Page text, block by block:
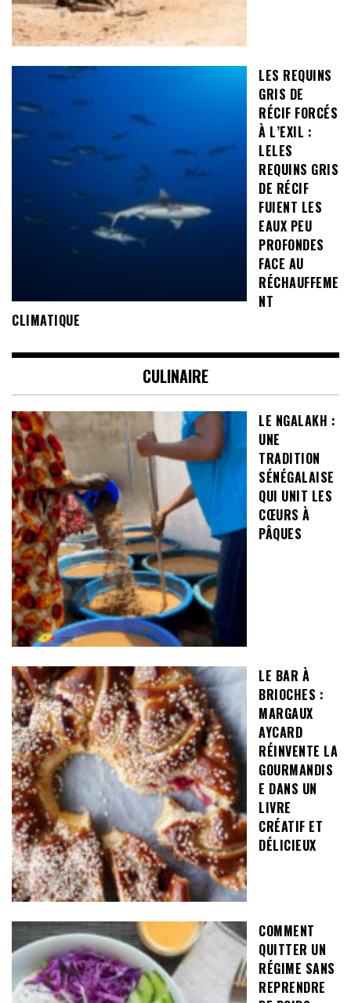
LES REQUINS
GRIS DE
RÉCIF FORCÉS
À L’EXIL :
LELES
REQUINS GRIS
DE RÉCIF
FUIENT LES
EAUX PEU
PROFONDES
FACE AU
RÉCHAUFFEME
NT
CLIMATIQUE
CULINAIRE
LE NGALAKH :
UNE
TRADITION
SÉNÉGALAISE
QUI UNIT LES
CŒURS À
PÂQUES
LE BAR À
BRIOCHES :
MARGAUX
AYCARD
RÉINVENTE LA
GOURMANDIS
E DANS UN
LIVRE
CRÉATIF ET
DÉLICIEUX
COMMENT
QUITTER UN
RÉGIME SANS
REPRENDRE